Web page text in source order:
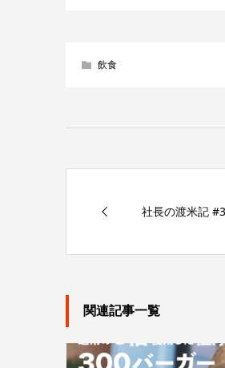
飲食
社長の渡米記 #3
関連記事一覧